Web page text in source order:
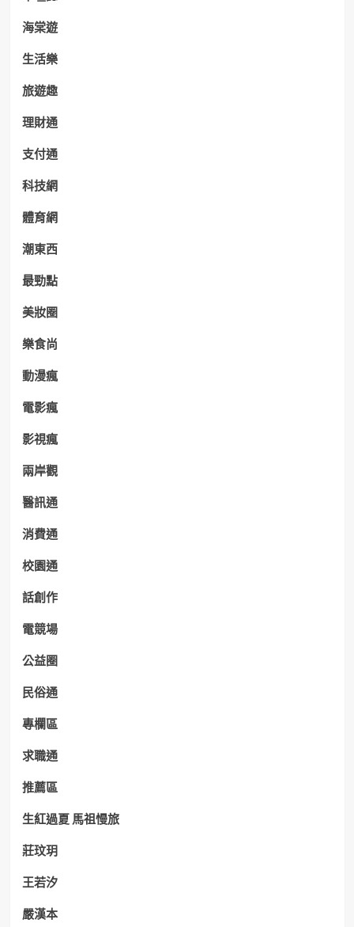
海棠遊
生活樂
旅遊趣
理財通
支付通
科技網
體育網
潮東西
最勁點
美妝圈
樂食尚
動漫瘋
電影瘋
影視瘋
兩岸觀
醫訊通
消費通
校園通
話創作
電競場
公益圈
民俗通
專欄區
求職通
推薦區
生紅過夏 馬祖慢旅
莊玟玥
王若汐
嚴漢本